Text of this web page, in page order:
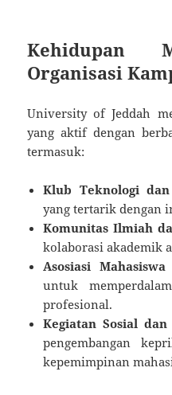
Kehidupan
Organisasi
University of Jeddah
yang aktif dengan
termasuk:
Klub Teknologi
yang tertarik dengan
Komunitas Ilmiah
kolaborasi akademik
Asosiasi
untuk
profesional.
Kegiatan Sosial dan
pengembangan
kepemimpinan